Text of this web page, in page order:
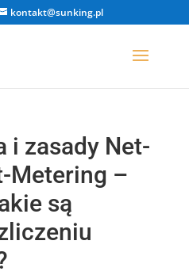
kontakt@sunking.pl
i zasady Net-
Metering –
są